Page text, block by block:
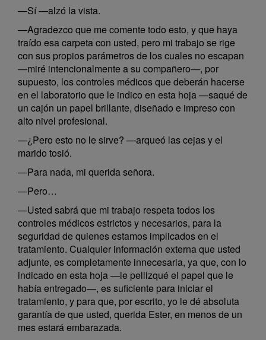
—Sí —alzó la vista.
—Agradezco que me comente todo esto, y que haya
traído esa carpeta con usted, pero mi trabajo se rige
con sus propios parámetros de los cuales no escapan
—miré intencionalmente a su compañero—, por
supuesto, los controles médicos que deberán hacerse
en el laboratorio que le indico en esta hoja —saqué de
un cajón un papel brillante, diseñado e impreso con
alto nivel profesional.
—¿Pero esto no le sirve? —arqueó las cejas y el
marido tosió.
—Para nada, mi querida señora.
—Pero…
—Usted sabrá que mi trabajo respeta todos los
controles médicos estrictos y necesarios, para la
seguridad de quienes estamos implicados en el
tratamiento. Cualquier información externa que usted
adjunte, es completamente innecesaria, ya que, con lo
indicado en esta hoja —le pellizqué el papel que le
había entregado—, es suficiente para iniciar el
tratamiento, y para que, por escrito, yo le dé absoluta
garantía de que usted, querida Ester, en menos de un
mes estará embarazada.